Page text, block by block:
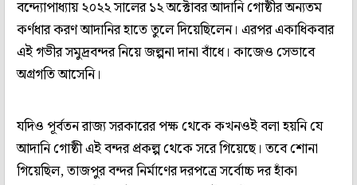
বন্দ্যোপাধ্যায় ২০২২ সালের ১২ অক্টোবর আদানি গোষ্ঠীর অন্যতম
কর্ণধার করণ আদানির হাতে তুলে দিয়েছিলেন। এরপর একাধিকবার
এই গভীর সমুদ্রবন্দর নিয়ে জল্পনা দানা বাঁধে। কাজেও সেভাবে
অগ্রগতি আসেনি।
যদিও পূর্বতন রাজ্য সরকারের পক্ষ থেকে কখনওই বলা হয়নি যে
আদানি গোষ্ঠী এই বন্দর প্রকল্প থেকে সরে গিয়েছে। তবে শোনা
গিয়েছিল, তাজপুর বন্দর নির্মাণের দরপত্রে সর্বোচ্চ দর হাঁকা